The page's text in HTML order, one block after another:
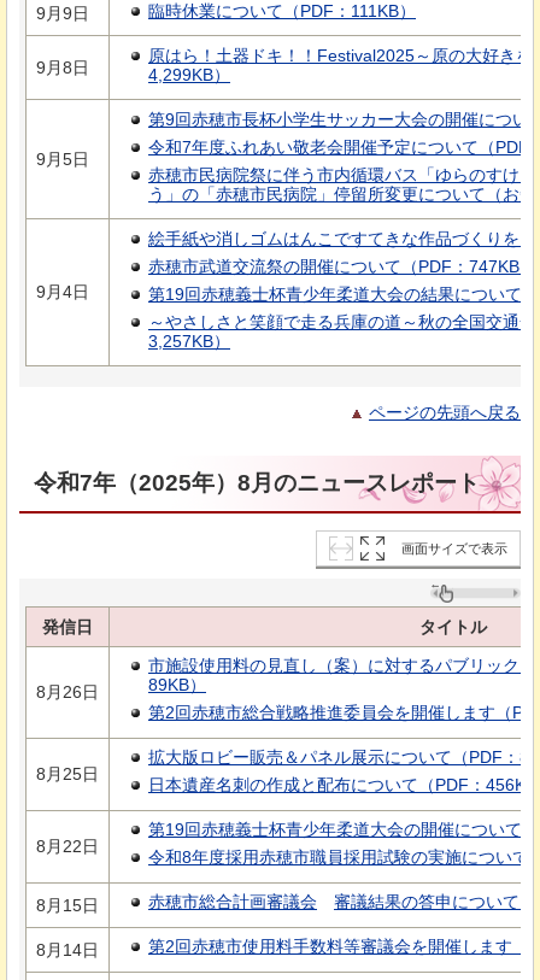
9月9日 臨時休業について（PDF：111KB）
9月8日
原はら！土器ドキ！！Festival2025～原の大好き
4,299KB）
9月5日
第9回赤穂市長杯小学生サッカー大会の開催につい
令和7年度ふれあい敬老会開催予定について（PDF
赤穂市民病院祭に伴う市内循環バス「ゆらのすけ
う」の「赤穂市民病院」停留所変更について（お
9月4日
絵手紙や消しゴムはんこですてきな作品づくりを
赤穂市武道交流祭の開催について（PDF：747KB）
第19回赤穂義士杯青少年柔道大会の結果について
～やさしさと笑顔で走る兵庫の道～秋の全国交通
3,257KB）
ページの先頭へ戻る
令和7年（2025年）8月のニュースレポート
画面サイズで表示
発信日 タイトル
8月26日
市施設使用料の見直し（案）に対するパブリック
89KB）
第2回赤穂市総合戦略推進委員会を開催します（
8月25日
拡大版ロビー販売＆パネル展示について（PDF：
日本遺産名刺の作成と配布について（PDF：456KB
8月22日
第19回赤穂義士杯青少年柔道大会の開催について
令和8年度採用赤穂市職員採用試験の実施について
8月15日 赤穂市総合計画審議会 審議結果の答申について
8月14日 第2回赤穂市使用料手数料等審議会を開催します（